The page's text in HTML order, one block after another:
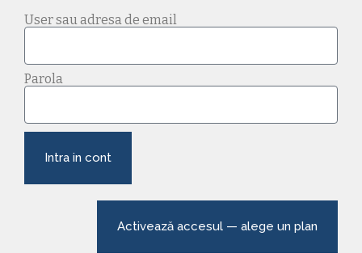
User sau adresa de email
Parola
Intra in cont
Activează accesul — alege un plan